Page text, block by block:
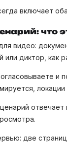
включает
что
видео:
или диктор, как
и
отвечает
две